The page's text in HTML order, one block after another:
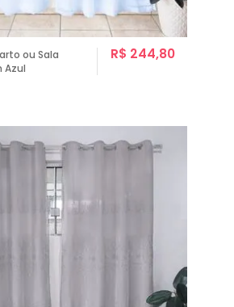
ou Sala
Azul
R$ 244,80